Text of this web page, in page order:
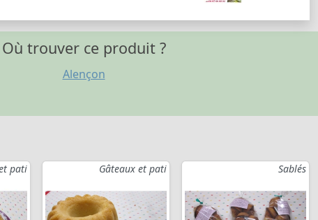
Où trouver ce produit ?
Alençon
pati Gâteaux et pati Sablés